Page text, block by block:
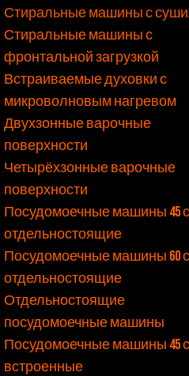
Стиральные машины с
Стиральные машины с
фронтальной загрузкой
Встраиваемые духовки с
микроволновым нагревом
Двухзонные варочные
поверхности
Четырёхзонные варочные
поверхности
Посудомоечные машины 45
отдельностоящие
Посудомоечные машины 60
отдельностоящие
Отдельностоящие
посудомоечные машины
Посудомоечные машины 45
встроенные